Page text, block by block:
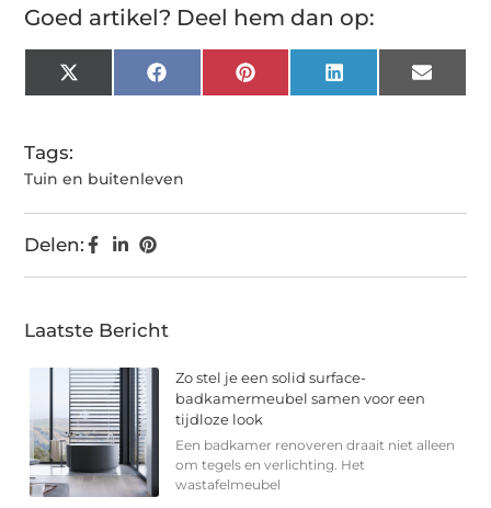
Goed artikel? Deel hem dan op:
X
(Twitter)
FacebookPinterest LinkedIn Email
Tags:
Tuin en buitenleven
Delen:
Laatste Bericht
Zo stel je een solid surface-
badkamermeubel samen voor een
tijdloze look
Een badkamer renoveren draait niet alleen
om tegels en verlichting. Het
wastafelmeubel